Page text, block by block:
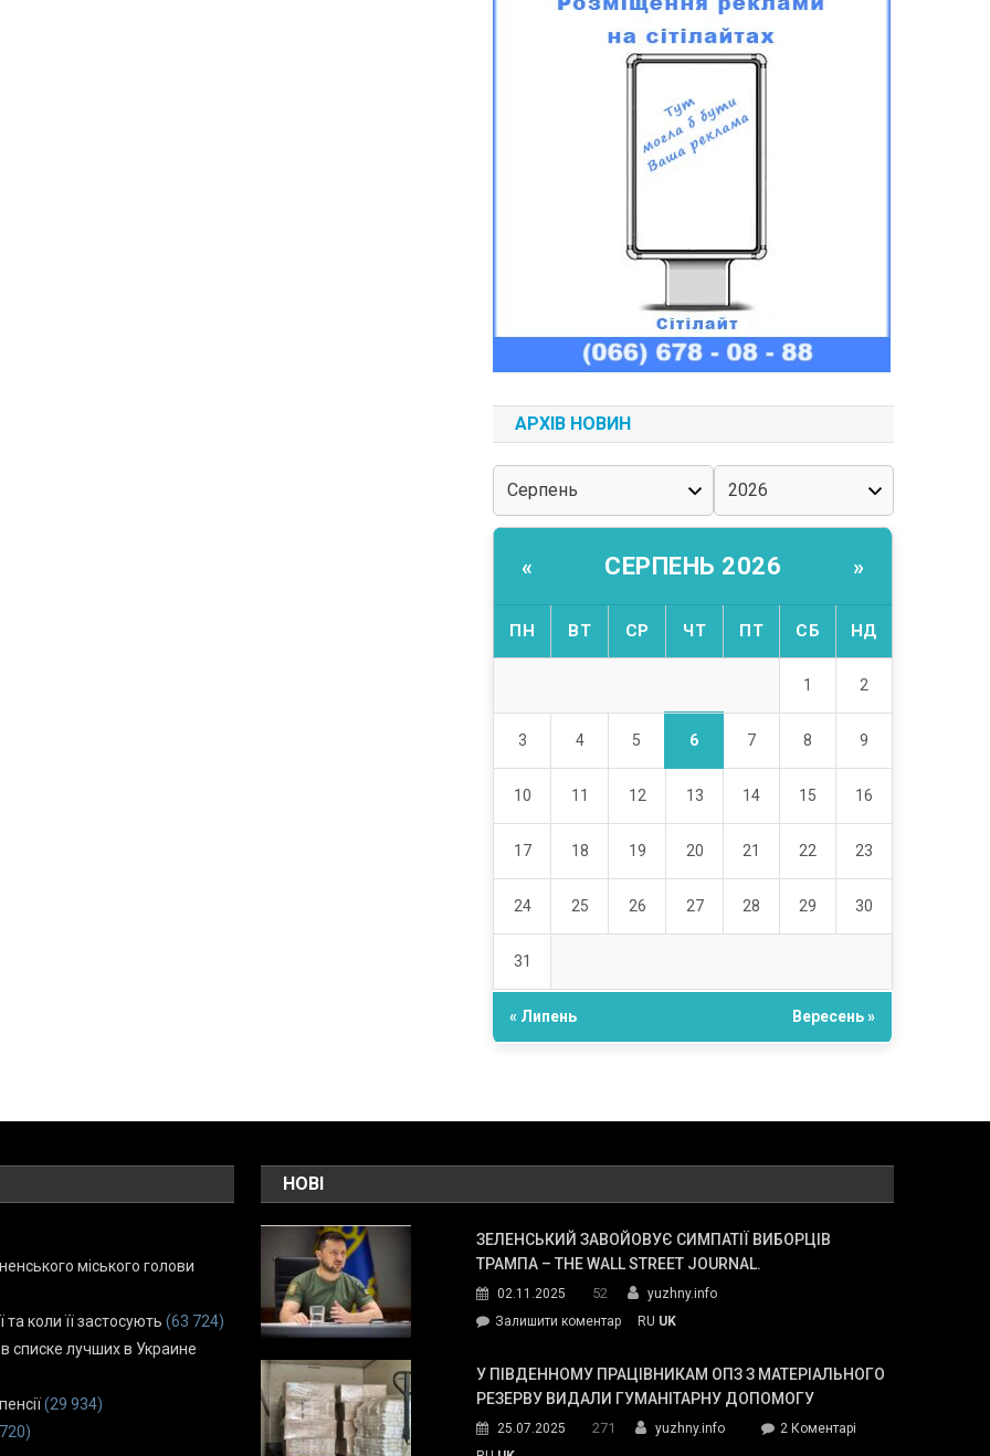
АРХІВ НОВИН
« СЕРПЕНЬ 2026 »
ПН ВТ СР ЧТ ПТ СБ НД
1 2
3 4 5 6 7 8 9
10 11 12 13 14 15 16
17 18 19 20 21 22 23
24 25 26 27 28 29 30
31
« Липень Вересень »
міського голови
коли її застосують (63 724)
списке лучших в Украине
(29 934)
НОВІ
ЗЕЛЕНСЬКИЙ ЗАВОЙОВУЄ СИМПАТІЇ ВИБОРЦІВ
ТРАМПА – THE WALL STREET JOURNAL.
02.11.2025 52
yuzhny.info
Залишити коментарon
завойовує
симпатії
Трампа
RU UK
У ПІВДЕННОМУ ПРАЦІВНИКАМ ОПЗ З МАТЕРІАЛЬНОГО
РЕЗЕРВУ ВИДАЛИ ГУМАНІТАРНУ ДОПОМОГУ
25.07.2025 271 yuzhny.info 2 Коментарідо